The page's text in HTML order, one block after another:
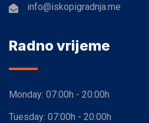
info@iskopigradnja.me
Radno vrijeme
Monday: 07:00h - 20:00h
Tuesday: 07:00h - 20:00h